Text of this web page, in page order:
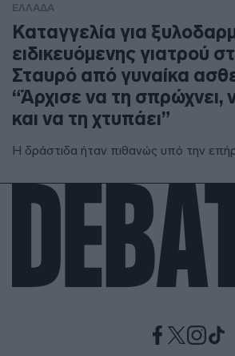
ΕΛΛΑΔΑ
Καταγγελία για
ειδικευόμενης γιατρού
Σταυρό από γυναίκα
“Άρχισε να τη σπρώχνει,
και να τη χτυπάει”
Η δράστιδα ήταν πιθανώς υπό την